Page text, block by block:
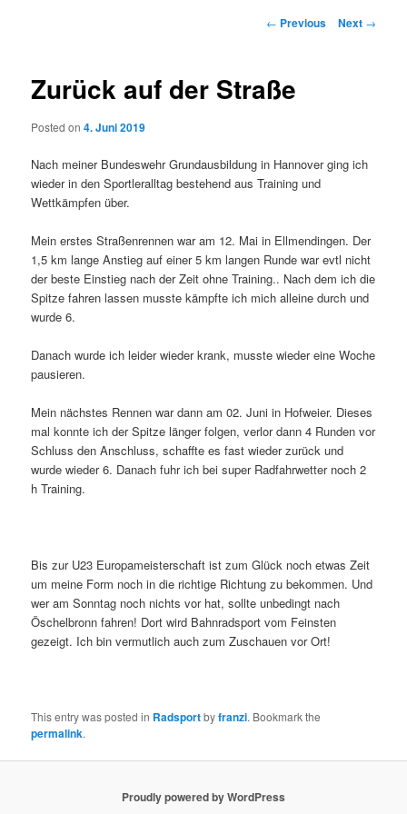
Post
← Previous Next →
Zurück auf der Straße
Posted on4. Juni 2019
Nach meiner Bundeswehr Grundausbildung in Hannover ging ich
wieder in den Sportleralltag bestehend aus Training und
Wettkämpfen über.
Mein erstes Straßenrennen war am 12. Mai in Ellmendingen. Der
1,5 km lange Anstieg auf einer 5 km langen Runde war evtl nicht
der beste Einstieg nach der Zeit ohne Training.. Nach dem ich die
Spitze fahren lassen musste kämpfte ich mich alleine durch und
wurde 6.
Danach wurde ich leider wieder krank, musste wieder eine Woche
pausieren.
Mein nächstes Rennen war dann am 02. Juni in Hofweier. Dieses
mal konnte ich der Spitze länger folgen, verlor dann 4 Runden vor
Schluss den Anschluss, schaffte es fast wieder zurück und
wurde wieder 6. Danach fuhr ich bei super Radfahrwetter noch 2
h Training.
Bis zur U23 Europameisterschaft ist zum Glück noch etwas Zeit
um meine Form noch in die richtige Richtung zu bekommen. Und
wer am Sonntag noch nichts vor hat, sollte unbedingt nach
Öschelbronn fahren! Dort wird Bahnradsport vom Feinsten
gezeigt. Ich bin vermutlich auch zum Zuschauen vor Ort!
This entry was posted in Radsportbyfranzi. Bookmark the
permalink.
Proudly powered by WordPress